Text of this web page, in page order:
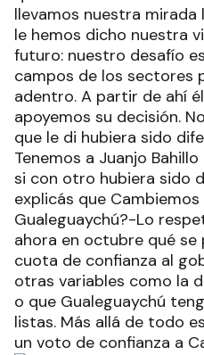
llevamos nuestra mirada
le hemos dicho nuestra
futuro: nuestro desafío
campos de los sectores
adentro. A partir de ahí
apoyemos su decisión.
que le di hubiera sido
Tenemos a Juanjo
si con otro hubiera sido
explicás que Cambiemos
Gualeguaychú?-Lo
ahora en octubre qué se
cuota de confianza al
otras variables como la
o que Gualeguaychú
listas. Más allá de todo
un voto de confianza a